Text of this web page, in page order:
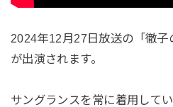
2024年12月27日放送の「徹
が出演されます。
サングランスを常に着用して